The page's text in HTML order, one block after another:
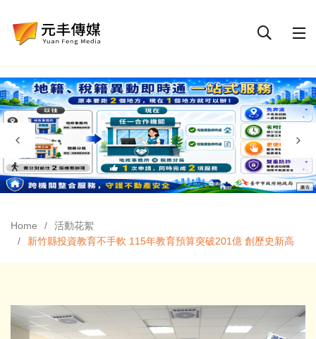
Home
活動花絮
新竹縣投資教育不手軟 115年教育預算突破201億 創歷史新高